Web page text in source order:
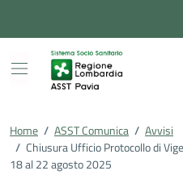
Home / ASST Comunica / Avvisi
/ Chiusura Ufficio Protocollo di
18 al 22 agosto 2025